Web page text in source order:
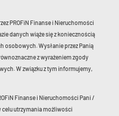
PROFiN Finanse i Nieruchomości
danych wiąże się z koniecznością
osobowych. Wysłanie przez Panią
z wyrażeniem zgody
W związku z tym informujemy,
Finanse i Nieruchomości Pani /
celu utrzymania możliwości